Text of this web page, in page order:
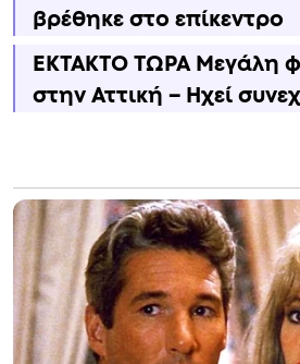
βρέθηκε στο επίκεντρο
ΕΚΤΑΚΤΟ ΤΩΡΑ Μεγάλη
στην Αττική – Ηχεί